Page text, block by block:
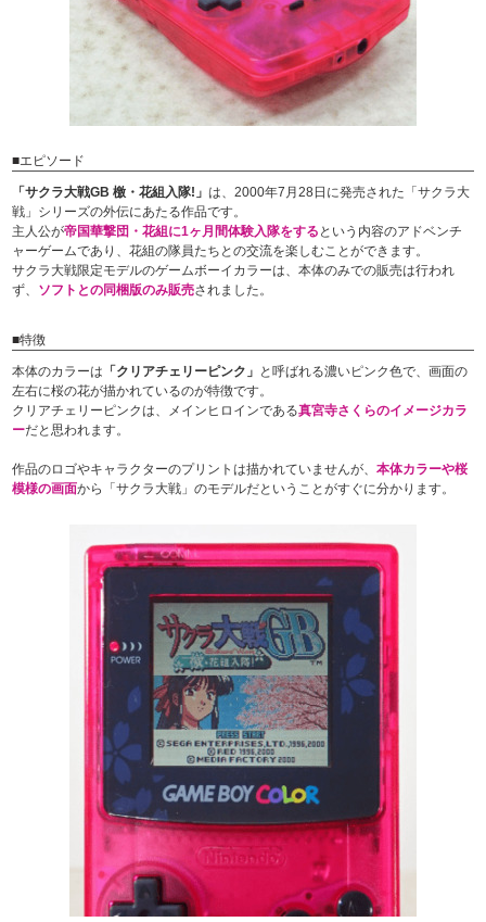
■エピソード
「サクラ大戦GB 檄・花組入隊!」は、2000年7月28日に発売された「サクラ大
戦」シリーズの外伝にあたる作品です。
主人公が帝国華撃団・花組に1ヶ月間体験入隊をする という内容のアドベンチ
ャーゲームであり、花組の隊員たちとの交流を楽しむことができます。
サクラ大戦限定モデルのゲームボーイカラーは、本体のみでの販売は行われ
ず、 ソフトとの同梱版のみ販売されました。
■特徴
本体のカラーは 「クリアチェリーピンク」 と呼ばれる濃いピンク色で、画面の
左右に桜の花が描かれているのが特徴です。
クリアチェリーピンクは、メインヒロインである真宮寺さくらのイメージカラ
ーだと思われます。
作品のロゴやキャラクターのプリントは描かれていませんが、本体カラーや桜
模様の画面から「サクラ大戦」のモデルだということがすぐに分かります。